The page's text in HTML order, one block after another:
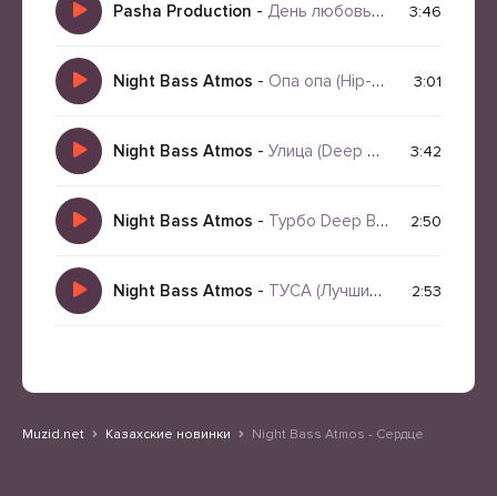
Pasha Production - День любовь День Яд 3:46
Night Bass Atmos - Опа опа (Hip-Hop Deep Bass Best Remix) 3:01
Night Bass Atmos - Улица (Deep Bass Mix) 3:42
Night Bass Atmos - Турбо Deep Bass 2026 Атмосферный Рэп Road Trip Music 2:50
Night Bass Atmos - ТУСА (Лучший Deep Bass Mix 2026) 2:53
Muzid.net Казахские новинки Night Bass Atmos - Сердце